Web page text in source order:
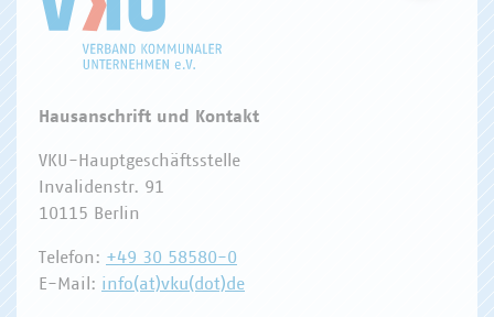
Hausanschrift und Kontakt
VKU-Hauptgeschäftsstelle
Invalidenstr. 91
10115 Berlin
Telefon: +49 30 58580-0
E-Mail: info(at)vku(dot)de